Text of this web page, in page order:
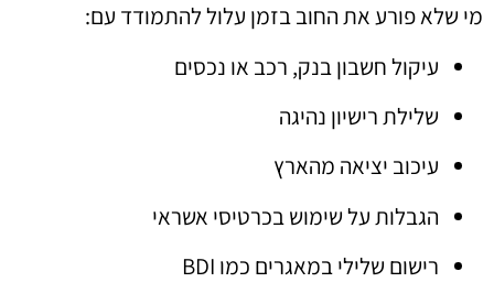
מי שלא פורע את החוב בזמן עלול להתמודד עם:
עיקול חשבון בנק, רכב או נכסים
שלילת רישיון נהיגה
עיכוב יציאה מהארץ
הגבלות על שימוש בכרטיסי אשראי
רישום שלילי במאגרים כמו BDI